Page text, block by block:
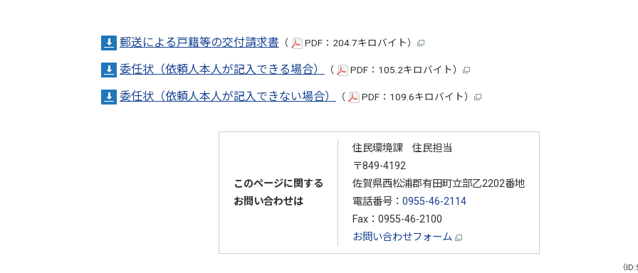
郵送による戸籍等の交付請求書 （ PDF：204.7キロバイト）
委任状（依頼人本人が記入できる場合） （ PDF：105.2キロバイト）
委任状（依頼人本人が記入できない場合） （ PDF：109.6キロバイト）
このページに関する
お問い合わせは
住民環境課 住民担当
〒849-4192
佐賀県西松浦郡有田町立部乙2202番地
電話番号： 0955-46-2114
Fax：0955-46-2100
お問い合わせフォーム
（